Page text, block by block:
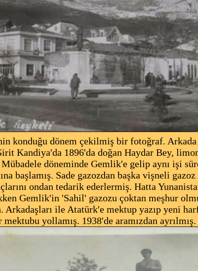
konduğu dönem çekilmiş bir fotoğraf. Arkada
Kandiya'da 1896'da doğan Haydar Bey,
döneminde Gemlik'e gelip aynı işi
başlamış. Sade gazozdan başka vişneli
ondan tedarik ederlermiş. Hatta
Gemlik'in 'Sahil' gazozu çoktan meşhur
Arkadaşları ile Atatürk'e mektup yazıp yeni
mektubu yollamış. 1938'de aramızdan ayrılmış.